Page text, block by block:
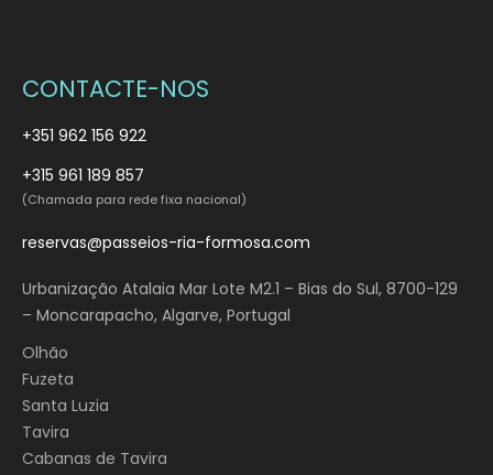
CONTACTE-NOS
+351 962 156 922
+315 961 189 857
(Chamada para rede fixa nacional)
reservas@passeios-ria-formosa.com
Urbanização Atalaia Mar Lote M2.1 – Bias do Sul, 8700-129
– Moncarapacho, Algarve, Portugal
Olhão
Fuzeta
Santa Luzia
Tavira
Cabanas de Tavira